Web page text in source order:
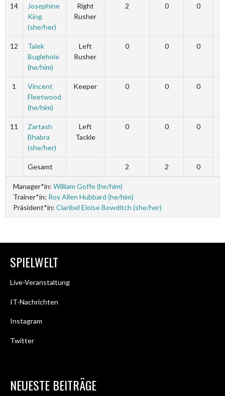
14
Josephine
King
(she/her)
Right
Rusher
2 0 0
12
Talek
Buglehole
(he/him)
Left
Rusher
0 0 0
1
Vincent
Fleetwood
(he/him)
Keeper 0 0 0
11
Zartash
Bhabra
(she/her)
Left
Tackle
0 0 0
Gesamt 2 2 0
Manager*in: William Goffe (he/him)
Trainer*in: Roy Allen Hubbard (he/him)
Präsident*in: Claribel Eloise Bowditch (she/her)
SPIELWELT
Live-Veranstaltung
IT-Nachrichten
Instagram
Twitter
NEUESTE BEITRÄGE